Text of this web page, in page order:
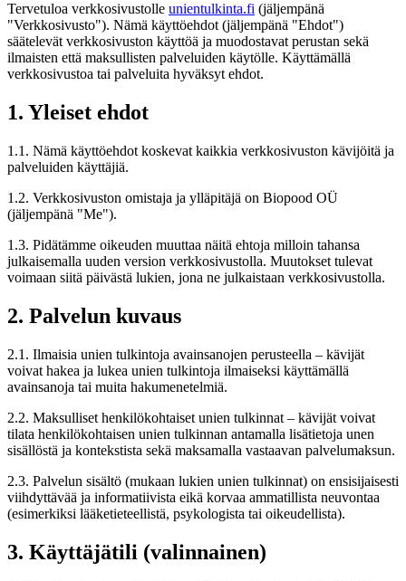
Tervetuloa verkkosivustolle unientulkinta.fi (jäljempänä
"Verkkosivusto"). Nämä käyttöehdot (jäljempänä "Ehdot")
säätelevät verkkosivuston käyttöä ja muodostavat perustan sekä
ilmaisten että maksullisten palveluiden käytölle. Käyttämällä
verkkosivustoa tai palveluita hyväksyt ehdot.
1. Yleiset ehdot
1.1. Nämä käyttöehdot koskevat kaikkia verkkosivuston kävijöitä ja
palveluiden käyttäjiä.
1.2. Verkkosivuston omistaja ja ylläpitäjä on Biopood OÜ
(jäljempänä "Me").
1.3. Pidätämme oikeuden muuttaa näitä ehtoja milloin tahansa
julkaisemalla uuden version verkkosivustolla. Muutokset tulevat
voimaan siitä päivästä lukien, jona ne julkaistaan verkkosivustolla.
2. Palvelun kuvaus
2.1. Ilmaisia unien tulkintoja avainsanojen perusteella – kävijät
voivat hakea ja lukea unien tulkintoja ilmaiseksi käyttämällä
avainsanoja tai muita hakumenetelmiä.
2.2. Maksulliset henkilökohtaiset unien tulkinnat – kävijät voivat
tilata henkilökohtaisen unien tulkinnan antamalla lisätietoja unen
sisällöstä ja kontekstista sekä maksamalla vastaavan palvelumaksun.
2.3. Palvelun sisältö (mukaan lukien unien tulkinnat) on ensisijaisesti
viihdyttävää ja informatiivista eikä korvaa ammatillista neuvontaa
(esimerkiksi lääketieteellistä, psykologista tai oikeudellista).
3. Käyttäjätili (valinnainen)